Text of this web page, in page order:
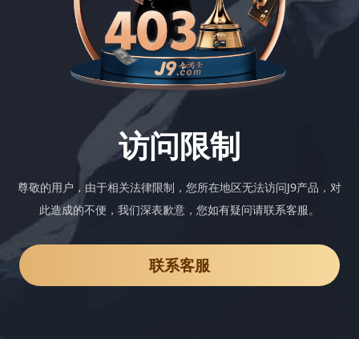
访问限制
尊敬的用户，由于相关法律限制，您所在地区无法访问J9产品，对
此造成的不便，我们深表歉意，您如有疑问请联系客服。
联系客服